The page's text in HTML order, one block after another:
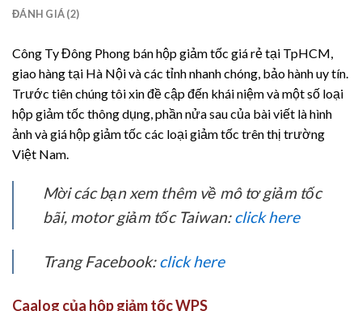
ĐÁNH GIÁ (2)
Công Ty Đông Phong bán hộp giảm tốc giá rẻ tại TpHCM,
giao hàng tại Hà Nội và các tỉnh nhanh chóng, bảo hành uy tín.
Trước tiên chúng tôi xin đề cập đến khái niệm và một số loại
hộp giảm tốc thông dụng, phần nửa sau của bài viết là hình
ảnh và giá hộp giảm tốc các loại giảm tốc trên thị trường
Việt Nam.
Mời các bạn xem thêm về mô tơ giảm tốc
bãi, motor giảm tốc Taiwan:click here
Trang Facebook:click here
Caalog của hộp giảm tốc WPS